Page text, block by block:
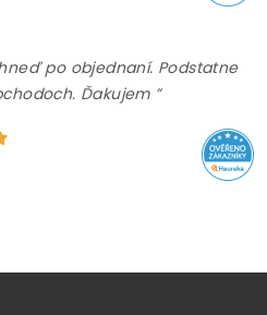
po objednaní. Podstatne
Ďakujem ”